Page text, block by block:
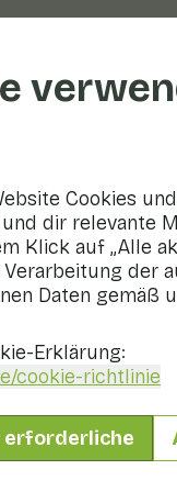
Cookies
dir relevante
Klick auf „Alle
der
Daten gemäß
Erklärung:
cookie-richtlinie
erforderliche
September 2024
Woche haben
Brotscheiben
viel zu sein,
großen
Ihnen Tipps, wie